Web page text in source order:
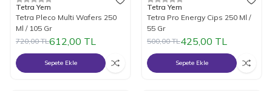
%15İndirim
Tetra Yem
Tetra Pleco Multi Wafers 250
Ml / 105 Gr
720,00TL612,00 TL
Sepete Ekle
%15İndirim
Tetra Yem
Tetra Pro Energy Cips 250 Ml /
55 Gr
500,00TL425,00 TL
Sepete Ekle